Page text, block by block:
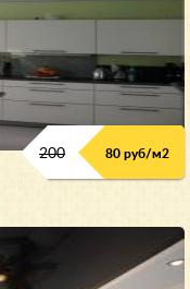
200 80 руб/м2